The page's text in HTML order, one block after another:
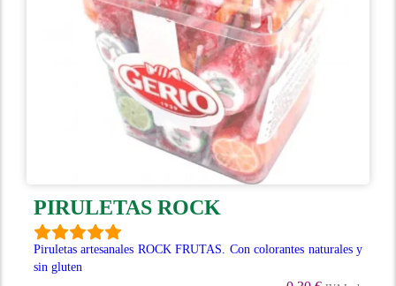
PIRULETAS ROCK
Piruletas artesanales ROCK FRUTAS. Con colorantes naturales y
sin gluten